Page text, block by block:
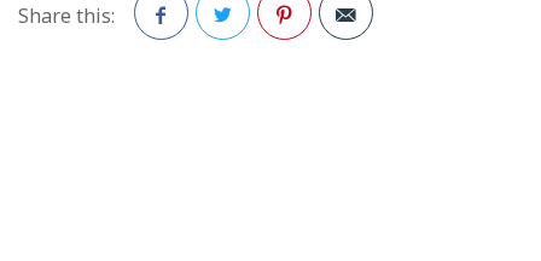
Share this: